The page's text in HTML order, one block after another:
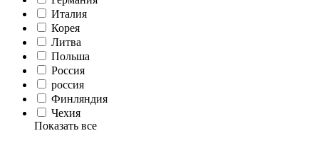
Италия
Корея
Литва
Польша
Россия
россия
Финляндия
Чехия
Показать все